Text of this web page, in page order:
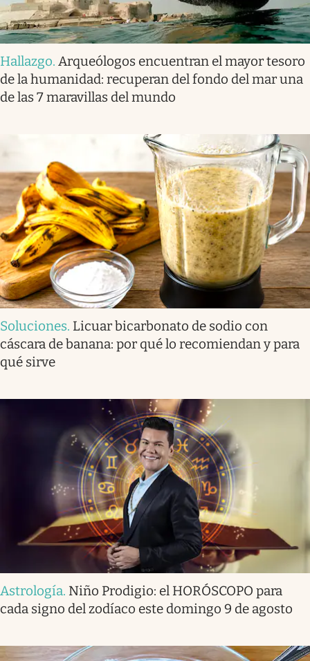
Hallazgo. Arqueólogos encuentran el mayor tesoro
de la humanidad: recuperan del fondo del mar una
de las 7 maravillas del mundo
Soluciones. Licuar bicarbonato de sodio con
cáscara de banana: por qué lo recomiendan y para
qué sirve
Astrología. Niño Prodigio: el HORÓSCOPO para
cada signo del zodíaco este domingo 9 de agosto